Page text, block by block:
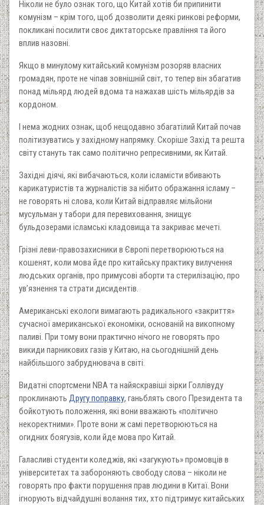
Ніколи не було ознак того, що Китай хотів би припинити
комунізм – крім того, щоб дозволити деякі ринкові реформи,
покликані посилити своє диктаторське правління та його
вплив назовні.
Якщо в минулому китайський комунізм розоряв власних
громадян, проте не чіпав зовнішній світ, то тепер він збагатив
понад мільярд людей вдома та нажахав шість мільярдів за
кордоном.
І нема жодних ознак, щоб нещодавно збагатілий Китай почав
політизуватись у західному напрямку. Скоріше Захід та решта
світу стануть так само політично репресивними, як Китай.
Західні діячі, які вибачаються, коли ісламісти вбивають
карикатуристів та журналістів за нібито ображання ісламу –
не говорять ні слова, коли Китай відправляє мільйони
мусульман у табори для перевиховання, знищує
бульдозерами ісламські кладовища та закриває мечеті.
Грізні леви-правозахисники в Європі перетворюються на
кошенят, коли мова йде про китайську практику вилучення
людських органів, про примусові аборти та стерилізацію, про
ув’язнення та страти дисидентів.
Американські екологи вимагають радикального «закриття»
сучасної американської економіки, основаній на викопному
паливі. При тому вони практично нічого не говорять про
викиди парникових газів у Китаю, на сьогоднішній день
найбільшого забруднювача в світі.
Видатні спортсмени NBA та найяскравіші зірки Голлівуду
проклинають Другу поправку, ганьблять свого Президента та
бойкотують положення, які вони вважають «політично
некоректними». Проте вони ж самі перетворюються на
огидних боягузів, коли йде мова про Китай.
Галасливі студенти коледжів, які «загукують» промовців в
університетах та забороняють свободу слова – ніколи не
говорять про факти порушення прав людини в Китаї. Вони
ігнорують відчайдушні волання тих, хто підтримує китайських